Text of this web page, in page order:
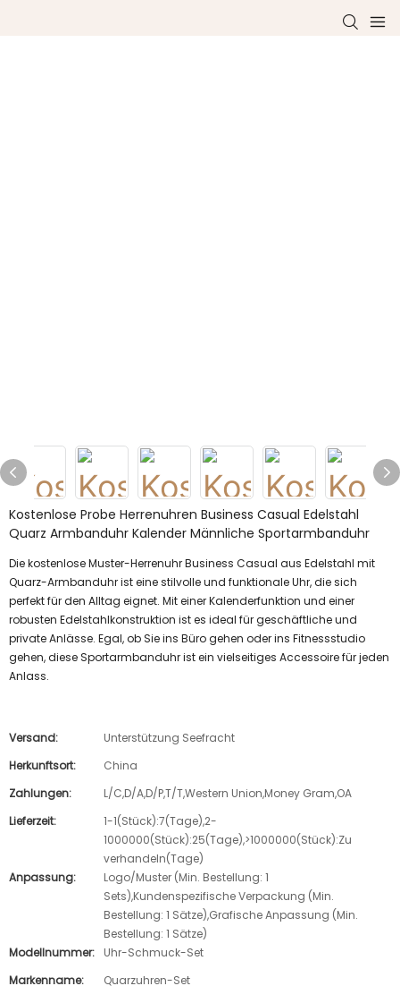
Kostenlose Probe Herrenuhren Business Casual Edelstahl
Quarz Armbanduhr Kalender Männliche Sportarmbanduhr
Die kostenlose Muster-Herrenuhr Business Casual aus Edelstahl mit
Quarz-Armbanduhr ist eine stilvolle und funktionale Uhr, die sich
perfekt für den Alltag eignet. Mit einer Kalenderfunktion und einer
robusten Edelstahlkonstruktion ist es ideal für geschäftliche und
private Anlässe. Egal, ob Sie ins Büro gehen oder ins Fitnessstudio
gehen, diese Sportarmbanduhr ist ein vielseitiges Accessoire für jeden
Anlass.
Versand:
Unterstützung Seefracht
Herkunftsort:
China
Zahlungen:
L/C,D/A,D/P,T/T,Western Union,Money Gram,OA
Lieferzeit:
1-1(Stück):7(Tage),2-
1000000(Stück):25(Tage),>1000000(Stück):Zu
verhandeln(Tage)
Anpassung:
Logo/Muster (Min. Bestellung: 1
Sets),Kundenspezifische Verpackung (Min.
Bestellung: 1 Sätze),Grafische Anpassung (Min.
Bestellung: 1 Sätze)
Modellnummer:
Uhr-Schmuck-Set
Markenname:
Quarzuhren-Set